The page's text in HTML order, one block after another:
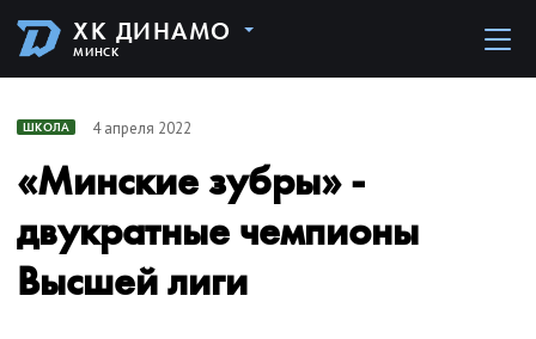
ХК ДИНАМО
МИНСК
ШКОЛА 4 апреля 2022
«Минские зубры» -
двукратные чемпионы
Высшей лиги